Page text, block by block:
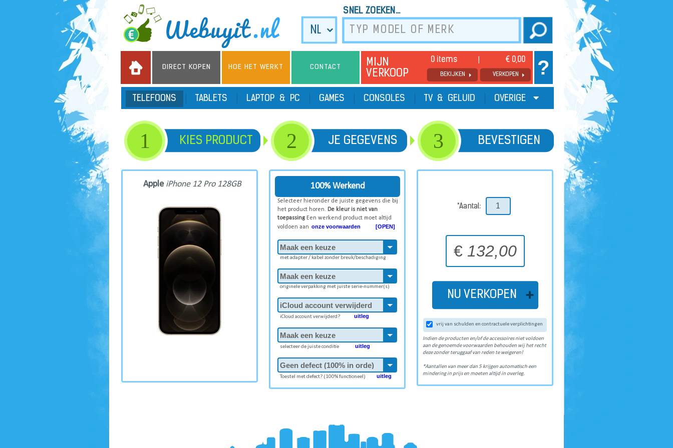
SNEL ZOEKEN...
DIRECT KOPEN HOE HET WERKT CONTACT
MIJN
VERKOOP
0 items € 0,00
BEKIJKEN VERKOPEN ?
TELEFOONS TABLETS LAPTOP & PC GAMES CONSOLES TV & GELUID OVERIGE
1 KIES PRODUCT 2 JE GEGEVENS 3 BEVESTIGEN
Apple iPhone 12 Pro 128GB 100% Werkend
Selecteer hieronder de juiste gegevens die bij
het product horen. De kleur is niet van
toepassing Een werkend product moet altijd
voldoen aan onze voorwaarden [OPEN]
met adapter / kabel zonder breuk/beschadiging
originele verpakking met juiste serie-nummer(s)
iCloud account verwijderd? uitleg
selecteer de juiste conditie uitleg
Toestel met defect? (100% functioneel) uitleg
*Aantal:
€ 132,00
NU VERKOPEN
vrij van schulden en contractuele verplichtingen
Indien de producten en/of de accessoires niet voldoen
aan de genoemde voorwaarden behouden wij het recht
deze zonder teruggaaf van reden te weigeren!
*Aantallen van meer dan 5 krijgen automatisch een
mindering in prijs en moeten altijd in overleg.